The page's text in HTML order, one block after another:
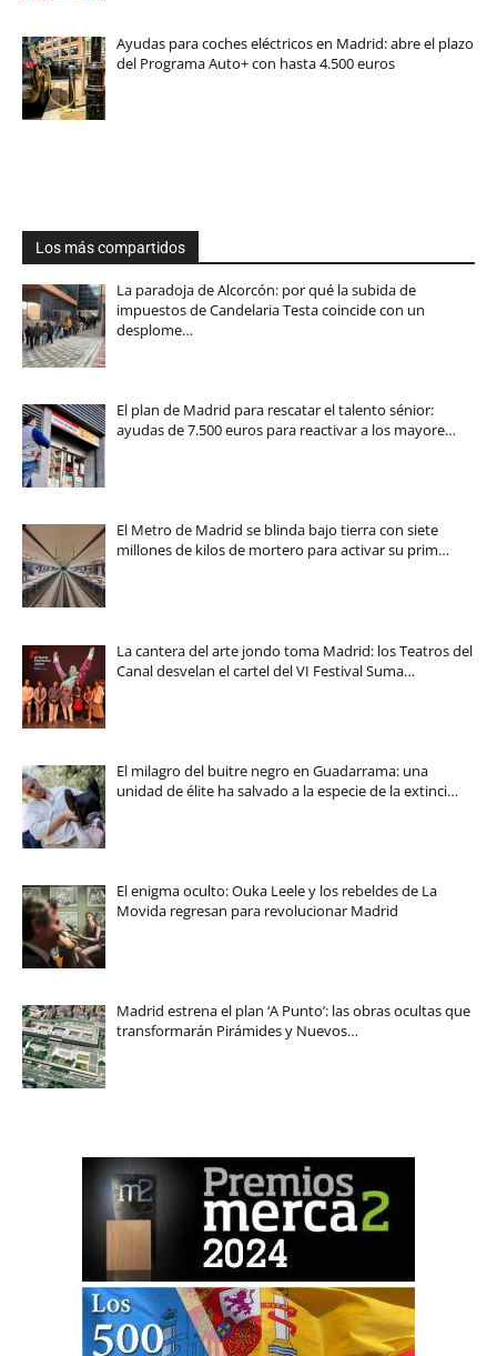
Ayudas para coches eléctricos en Madrid: abre el plazo
del Programa Auto+ con hasta 4.500 euros
Los más compartidos
La paradoja de Alcorcón: por qué la subida de
impuestos de Candelaria Testa coincide con un
desplome…
El plan de Madrid para rescatar el talento sénior:
ayudas de 7.500 euros para reactivar a los mayore…
El Metro de Madrid se blinda bajo tierra con siete
millones de kilos de mortero para activar su prim…
La cantera del arte jondo toma Madrid: los Teatros del
Canal desvelan el cartel del VI Festival Suma…
El milagro del buitre negro en Guadarrama: una
unidad de élite ha salvado a la especie de la extinci…
El enigma oculto: Ouka Leele y los rebeldes de La
Movida regresan para revolucionar Madrid
Madrid estrena el plan ‘A Punto’: las obras ocultas que
transformarán Pirámides y Nuevos…